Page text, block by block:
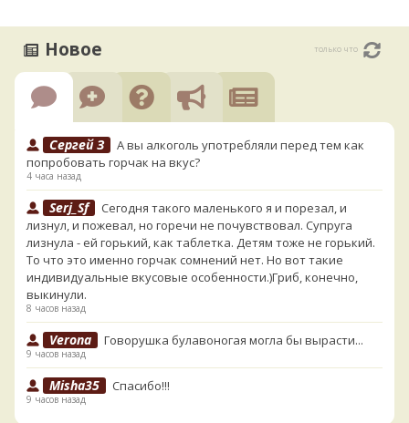
Новое только что
Сергей З
А вы алкоголь употребляли перед тем как
попробовать горчак на вкус?
4 часа назад
Serj_Sf
Сегодня такого маленького я и порезал, и
лизнул, и пожевал, но горечи не почувствовал. Супруга
лизнула - ей горький, как таблетка. Детям тоже не горький.
То что это именно горчак сомнений нет. Но вот такие
индивидуальные вкусовые особенности.)Гриб, конечно,
выкинули.
8 часов назад
Verona Говорушка булавоногая могла бы вырасти...
9 часов назад
Misha35 Спасибо!!!
9 часов назад